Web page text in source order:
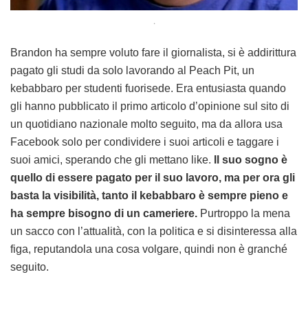
.
Brandon ha sempre voluto fare il giornalista, si è addirittura
pagato gli studi da solo lavorando al Peach Pit, un
kebabbaro per studenti fuorisede. Era entusiasta quando
gli hanno pubblicato il primo articolo d’opinione sul sito di
un quotidiano nazionale molto seguito, ma da allora usa
Facebook solo per condividere i suoi articoli e taggare i
suoi amici, sperando che gli mettano like.
Il suo sogno è
quello di essere pagato per il suo lavoro, ma per ora gli
basta la visibilità, tanto il kebabbaro è sempre pieno e
ha sempre bisogno di un cameriere. Purtroppo la mena
un sacco con l’attualità, con la politica e si disinteressa alla
figa, reputandola una cosa volgare, quindi non è granché
seguito.